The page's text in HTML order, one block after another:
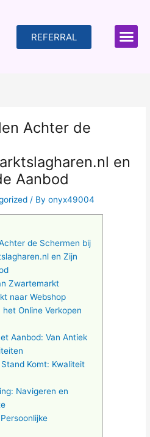
REFERRAL
Achter de
en
Aanbod
/ Byonyx49004
de Schermen bij
en Zijn
Zwartemarkt
naar Webshop
Online Verkopen
Aanbod: Van Antiek
Komt: Kwaliteit
Navigeren en